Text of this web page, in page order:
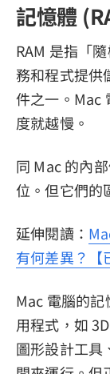
記憶體
RAM 是指「
務和程式提供
件之一。Mac
度就越慢。
同 Mac 的內
位。但它們的
延伸閱讀：
有何差異？【
Mac 電腦的記
用程式，如
圖形設計工具